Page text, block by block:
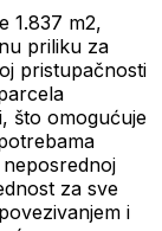
1.837 m2,
priliku za
pristupačnosti
što omogućuje
za sve
i